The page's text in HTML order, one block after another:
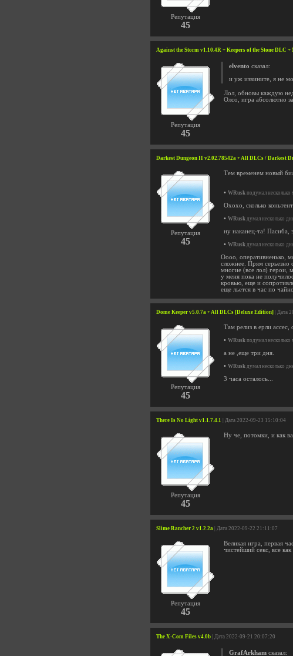
Репутация
45
Against the Storm v1.10.4R + Keepers of the Stone DLC
Репутация
45
elvento сказал:
и уж извините, я не
Лол, обновы каждую
Олсо, игра абсолютно
Darkest Dungeon II v2.02.78542a + All DLCs / Darkest
Репутация
45
Тем временем новый
• WRusk подумал несколько
Охохо, сколько
• WRusk думал несколько
ну наканец-та! Пасиба,
• WRusk думал несколько
Оооо, оперативненько,
сложнее. Прям серьезно
многие (все лол) герои,
у меня пока не
кровью, еще и
еще льется в час по
Dome Keeper v5.0.7a + All DLCs [Deluxe Edition] | Дата
Репутация
45
Там релиз в ерли ассес,
• WRusk подумал несколько
а не ,еще три дня.
• WRusk думал несколько
3 часа осталось...
There Is No Light v1.1.7.4.1 | Дата 2022-09-23 15:10:04
Репутация
45
Ну че, потомки, и как
Slime Rancher 2 v1.2.2a | Дата 2022-09-22 21:11:07
Репутация
45
Великая игра, первая
чистейший секс, все
The X-Com Files v4.0b | Дата 2022-09-21 20:07:20
GrafArkham сказал: